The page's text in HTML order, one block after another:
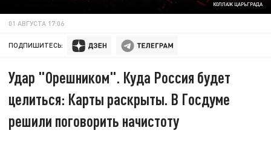
КОЛЛАЖ ЦАРЬГРАДА
01 АВГУСТА 17:06
ПОДПИШИТЕСЬ:
Удар "Орешником". Куда Россия будет
целиться: Карты раскрыты. В Госдуме
решили поговорить начистоту